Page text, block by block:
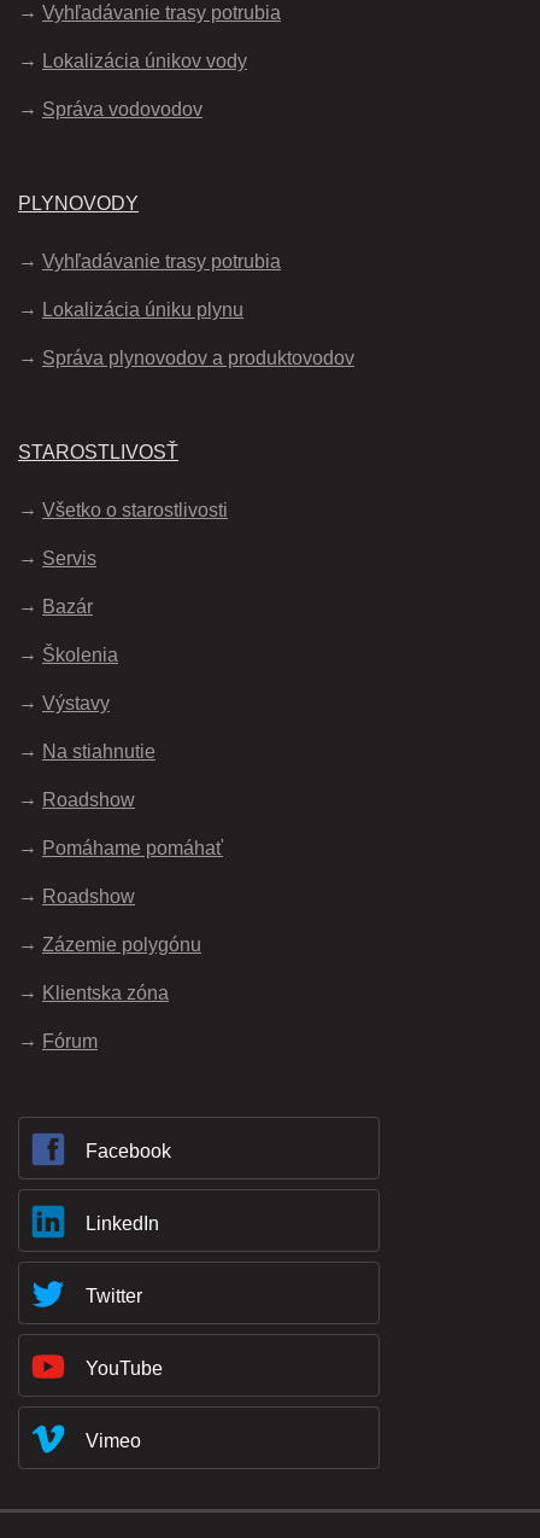
Vyhľadávanie trasy potrubia
Lokalizácia únikov vody
Správa vodovodov
PLYNOVODY
Vyhľadávanie trasy potrubia
Lokalizácia úniku plynu
Správa plynovodov a produktovodov
STAROSTLIVOSŤ
Všetko o starostlivosti
Servis
Bazár
Školenia
Výstavy
Na stiahnutie
Roadshow
Pomáhame pomáhať
Roadshow
Zázemie polygónu
Klientska zóna
Fórum
Facebook
LinkedIn
Twitter
YouTube
Vimeo